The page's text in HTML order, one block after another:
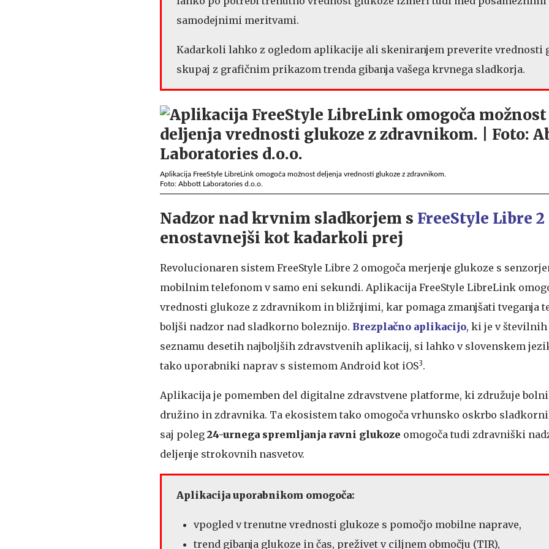
samodejnimi meritvami.
Kadarkoli lahko z ogledom aplikacije ali skeniranjem preverite vrednosti
skupaj z grafičnim prikazom trenda gibanja vašega krvnega sladkorja.
Aplikacija FreeStyle LibreLink omogoča možnost deljenja vrednosti glukoze z zdravnikom.
Foto: Abbott Laboratories d.o.o.
Nadzor nad krvnim sladkorjem s FreeStyle Libre 2
enostavnejši kot kadarkoli prej
Revolucionaren sistem FreeStyle Libre 2 omogoča merjenje glukoze s
mobilnim telefonom v samo eni sekundi. Aplikacija FreeStyle LibreLink
vrednosti glukoze z zdravnikom in bližnjimi, kar pomaga zmanjšati tveganja
boljši nadzor nad sladkorno boleznijo. Brezplačno aplikacijo, ki je v številnih
seznamu desetih najboljših zdravstvenih aplikacij, si lahko v slovenskem
tako uporabniki naprav s sistemom Android kot iOS3.
Aplikacija je pomemben del digitalne zdravstvene platforme, ki združuje
družino in zdravnika. Ta ekosistem tako omogoča vrhunsko oskrbo
saj poleg 24-urnega spremljanja ravni glukoze omogoča tudi zdravniški
deljenje strokovnih nasvetov.
Aplikacija uporabnikom omogoča:
vpogled v trenutne vrednosti glukoze s pomočjo mobilne naprave,
trend gibanja glukoze in čas, preživet v ciljnem območju (TIR),